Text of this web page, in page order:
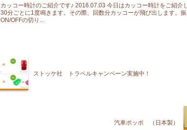
カッコー時計のご紹介です♪ 2016.07.03 今日はカッコー時計をご紹介
30分ごとに1度鳴きます。その際、回数分カッコーが飛び出します。
ON/OFFの切り...
ストッケ社 トラベルキャンペーン実施中！
汽車ポッポ （日本製）